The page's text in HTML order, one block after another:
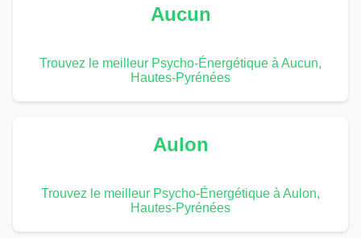
Aucun
Trouvez le meilleur Psycho-Énergétique à Aucun,
Hautes-Pyrénées
Aulon
Trouvez le meilleur Psycho-Énergétique à Aulon,
Hautes-Pyrénées